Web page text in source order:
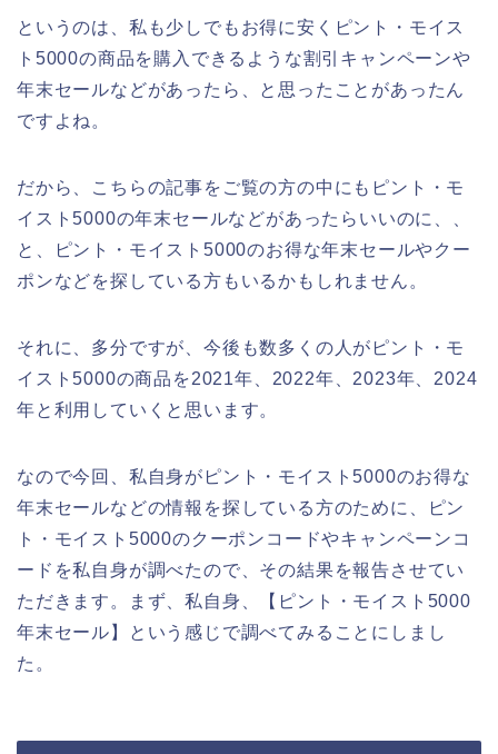
というのは、私も少しでもお得に安くピント・モイス
ト5000の商品を購入できるような割引キャンペーンや
年末セールなどがあったら、と思ったことがあったん
ですよね。
だから、こちらの記事をご覧の方の中にもピント・モ
イスト5000の年末セールなどがあったらいいのに、、
と、ピント・モイスト5000のお得な年末セールやクー
ポンなどを探している方もいるかもしれません。
それに、多分ですが、今後も数多くの人がピント・モ
イスト5000の商品を2021年、2022年、2023年、2024
年と利用していくと思います。
なので今回、私自身がピント・モイスト5000のお得な
年末セールなどの情報を探している方のために、ピン
ト・モイスト5000のクーポンコードやキャンペーンコ
ードを私自身が調べたので、その結果を報告させてい
ただきます。まず、私自身、【ピント・モイスト5000
年末セール】という感じで調べてみることにしまし
た。